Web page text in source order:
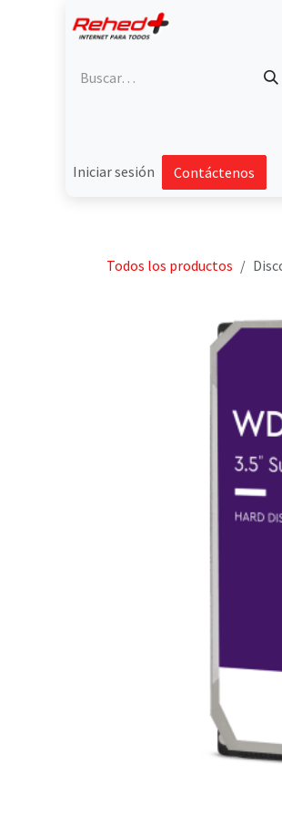
Iniciar sesión Contáctenos
Todos los productos